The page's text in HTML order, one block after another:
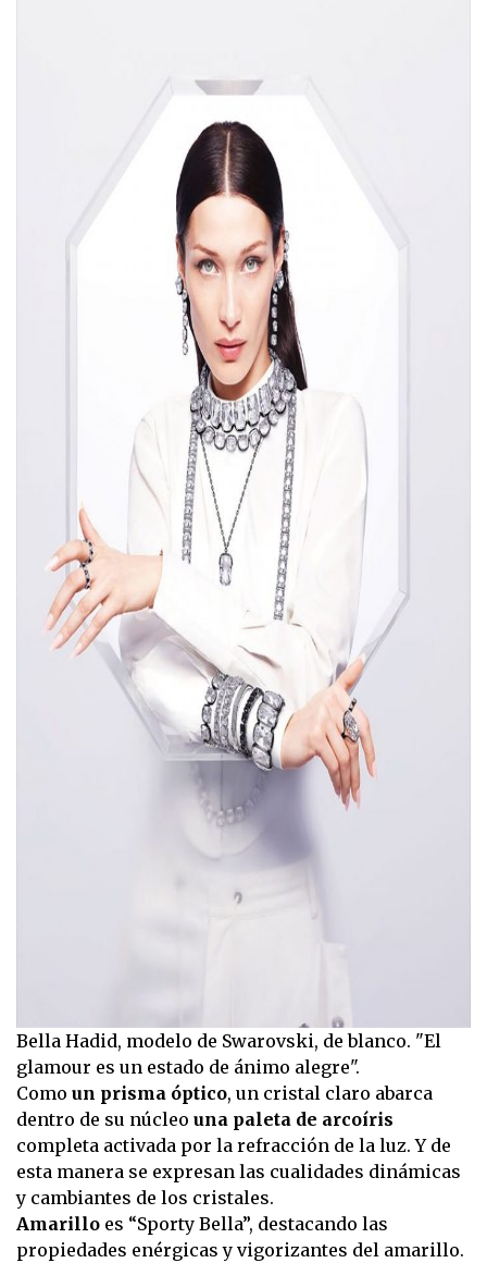
Bella Hadid, modelo de Swarovski, de blanco. "El
glamour es un estado de ánimo alegre".
Como un prisma óptico, un cristal claro abarca
dentro de su núcleo una paleta de arcoíris
completa activada por la refracción de la luz. Y de
esta manera se expresan las cualidades dinámicas
y cambiantes de los cristales.
Amarillo es “Sporty Bella”, destacando las
propiedades enérgicas y vigorizantes del amarillo.